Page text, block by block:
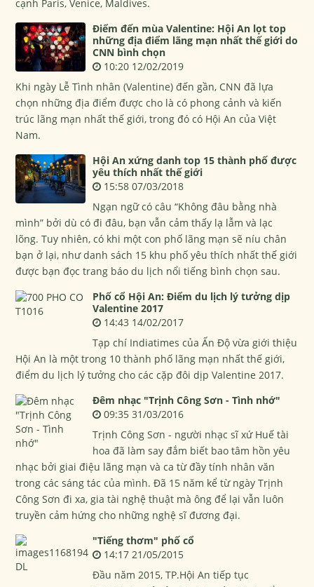
cạnh Paris, Venice, Maldives.
Điểm đến mùa Valentine: Hội An lọt top
những địa điểm lãng mạn nhất thế giới do
CNN bình chọn
10:20 12/02/2019
Khi ngày Lễ Tình nhân (Valentine) đến gần, CNN đã lựa
chọn những địa điểm được cho là có phong cảnh và kiến
trúc lãng mạn nhất thế giới, trong đó có Hội An của Việt
Nam.
Hội An xứng danh top 15 thành phố được
yêu thích nhất thế giới
15:58 07/03/2018
Ngạn ngữ có câu “Không đâu bằng nhà
mình” bởi dù có đi đâu, bạn vẫn cảm thấy lạ lẫm và lạc
lõng. Tuy nhiên, có khi một con phố lãng mạn sẽ níu chân
bạn ở lại, như danh sách 15 khu phố yêu thích nhất thế giới
được bạn đọc trang báo du lịch nổi tiếng bình chọn sau.
Phố cổ Hội An: Điểm du lịch lý tưởng dịp
Valentine 2017
14:43 14/02/2017
Tạp chí Indiatimes của Ấn Độ vừa giới thiệu
Hội An là một trong 10 thành phố lãng mạn nhất thế giới,
điểm du lịch lý tưởng cho các cặp đôi dịp Valentine 2017.
Đêm nhạc "Trịnh Công Sơn - Tình nhớ"
09:35 31/03/2016
Trịnh Công Sơn - người nhạc sĩ xứ Huế tài
hoa đã làm say đắm biết bao tâm hồn yêu
nhạc bởi giai điệu lãng mạn và ca từ đầy tính nhân văn
trong các sáng tác của mình. Đã 15 năm kể từ ngày Trịnh
Công Sơn đi xa, gia tài nghệ thuật mà ông để lại vẫn luôn
truyền cảm hứng cho những nghệ sĩ đương đại.
"Tiếng thơm" phố cổ
14:17 21/05/2015
Đầu năm 2015, TP.Hội An tiếp tục